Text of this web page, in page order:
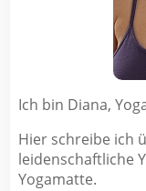
Ich bin Diana,
Hier schreibe ich
leidenschaftliche
Yogamatte.